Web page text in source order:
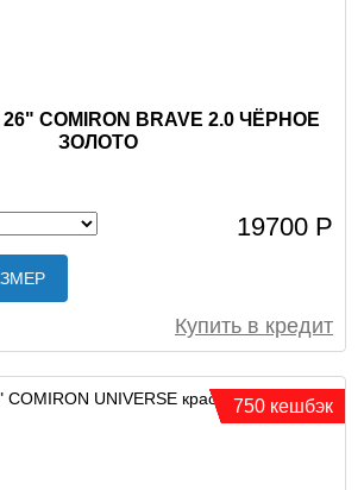
COMIRON BRAVE 2.0 ЧЁРНОЕ
ЗОЛОТО
19700 Р
Купить в кредит
750 кешбэк